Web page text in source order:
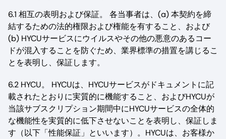
6.1 相互の表明および保証。 各当事者は、(a) 本契約を締
結するための法的権限および権能を有すること、および
(b) HYCUサービスにウイルスやその他の悪意のあるコー
ドが混入することを防ぐため、業界標準の措置を講じるこ
とを表明し、保証します。
6.2 HYCU。 HYCUは、HYCUサービスがドキュメントに記
載されたとおりに実質的に機能すること、およびHYCUが
当該サブスクリプション期間中にHYCUサービスの全体的
な機能性を実質的に低下させないことを表明し、保証しま
す（以下「性能保証」といいます）。HYCUは、お客様か